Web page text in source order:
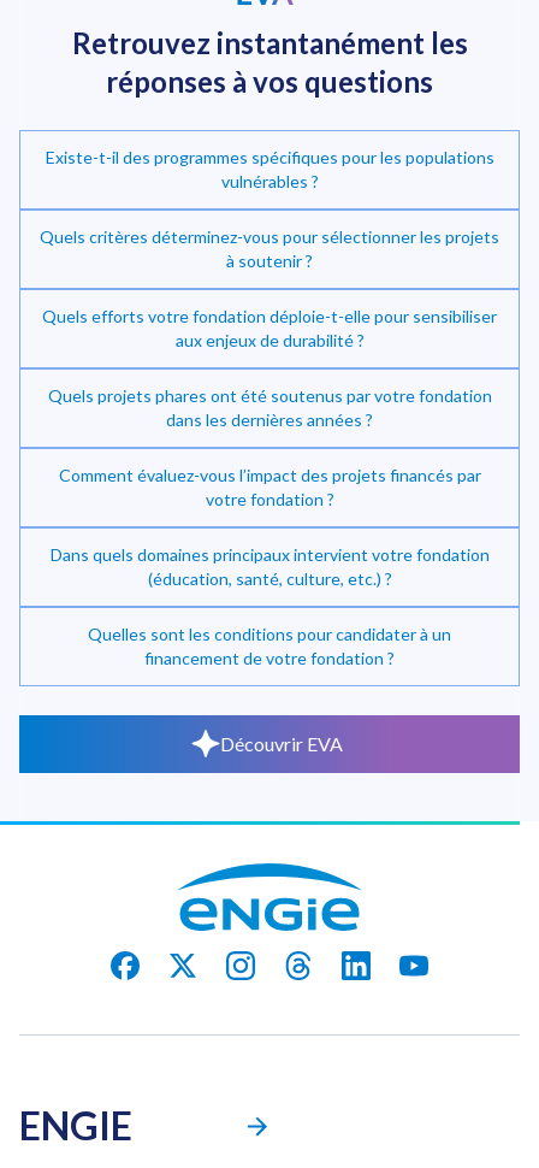
Investir dans la transition énergétique
Retrouvez instantanément les
réponses à vos questions
Existe-t-il des programmes spécifiques pour les populations
vulnérables ?
Quels critères déterminez-vous pour sélectionner les projets
à soutenir ?
Quels efforts votre fondation déploie-t-elle pour sensibiliser
aux enjeux de durabilité ?
Quels projets phares ont été soutenus par votre fondation
dans les dernières années ?
Comment évaluez-vous l’impact des projets financés par
votre fondation ?
Dans quels domaines principaux intervient votre fondation
(éducation, santé, culture, etc.) ?
Quelles sont les conditions pour candidater à un
financement de votre fondation ?
Découvrir EVA
ENGIE